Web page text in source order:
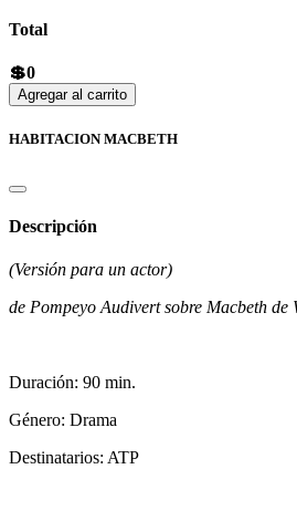
Total
💲0
Agregar al carrito
HABITACION MACBETH
Descripción
(Versión para un actor)
de Pompeyo Audivert sobre Macbeth de
Duración: 90 min.
Género: Drama
Destinatarios: ATP